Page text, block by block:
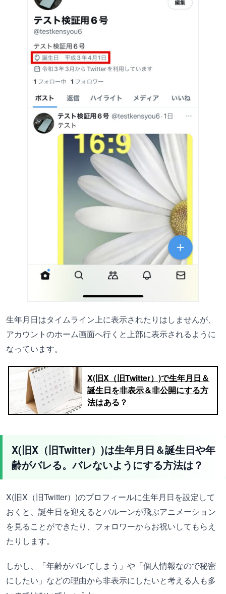
生年月日はタイムライン上に表示されたりはしませんが、
アカウントのホーム画面へ行くと上部に表示されるように
なっています。
X(旧X（旧Twitter）)で生年月日＆
誕生日を非表示＆非公開にする方
法はある？
X(旧X（旧Twitter）)は生年月日＆誕生日や年
齢がバレる。バレないようにする方法は？
X(旧X（旧Twitter）)のプロフィールに生年月日を設定して
おくと、誕生日を迎えるとバルーンが飛ぶアニメーション
を見ることができたり、フォロワーからお祝いしてもらえ
たりします。
しかし、「年齢がバレてしまう」や「個人情報なので秘密
にしたい」などの理由から非表示にしたいと考える人も多